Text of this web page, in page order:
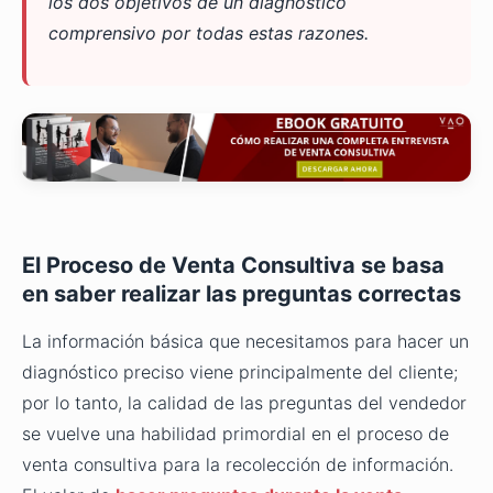
comprensivo por todas estas razones.
El Proceso de Venta Consultiva se basa
en saber realizar las preguntas correctas
La información básica que necesitamos para hacer un
diagnóstico preciso viene principalmente del cliente;
por lo tanto, la calidad de las preguntas del vendedor
se vuelve una habilidad primordial en el proceso de
venta consultiva para la recolección de información.